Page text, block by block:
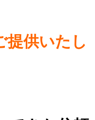
提供いたし